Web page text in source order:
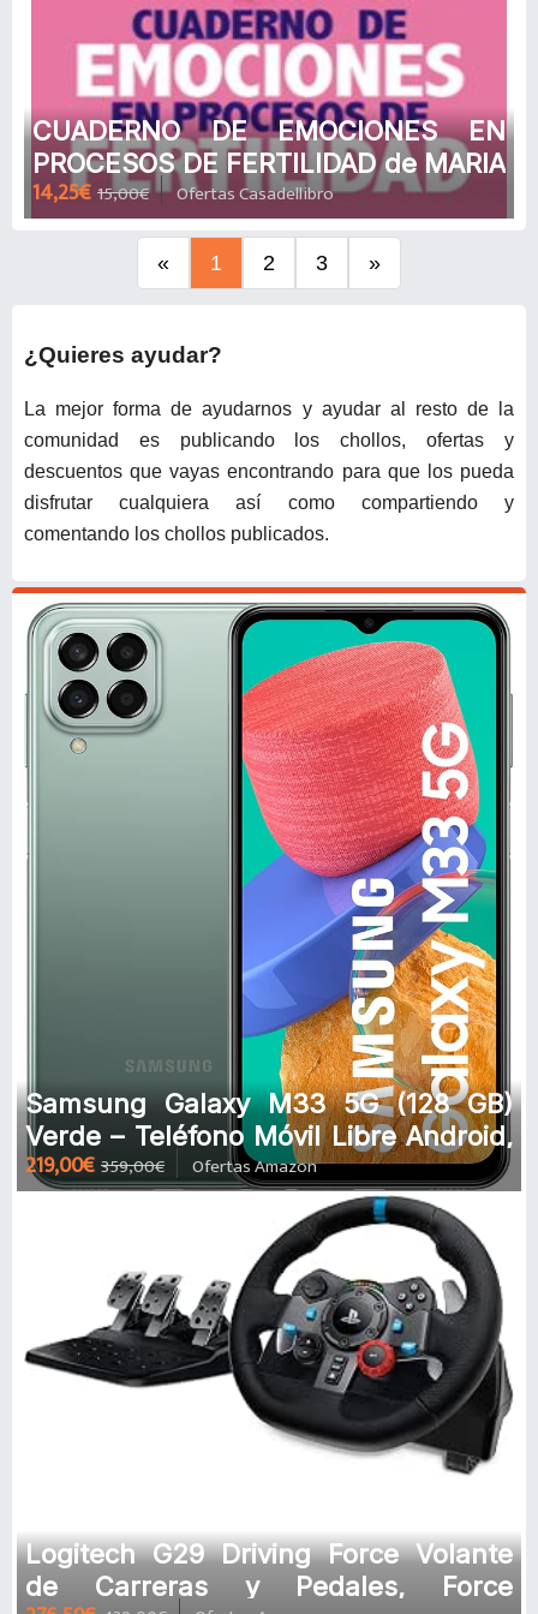
CUADERNO DE EMOCIONES EN
PROCESOS DE FERTILIDAD de MARIA
ANGELES URREA RODRIGUEZ
14,25€ 15,00€ Ofertas Casadellibro
« 1 2 3 »
¿Quieres ayudar?
La mejor forma de ayudarnos y ayudar al resto de la
comunidad es publicando los chollos, ofertas y
descuentos que vayas encontrando para que los pueda
disfrutar cualquiera así como compartiendo y
comentando los chollos publicados.
Samsung Galaxy M33 5G (128 GB)
Verde – Teléfono Móvil Libre Android,
Smartphone con 6 GB de RAM
219,00€ 359,00€ Ofertas Amazon
Logitech G29 Driving Force Volante
de Carreras y Pedales, Force